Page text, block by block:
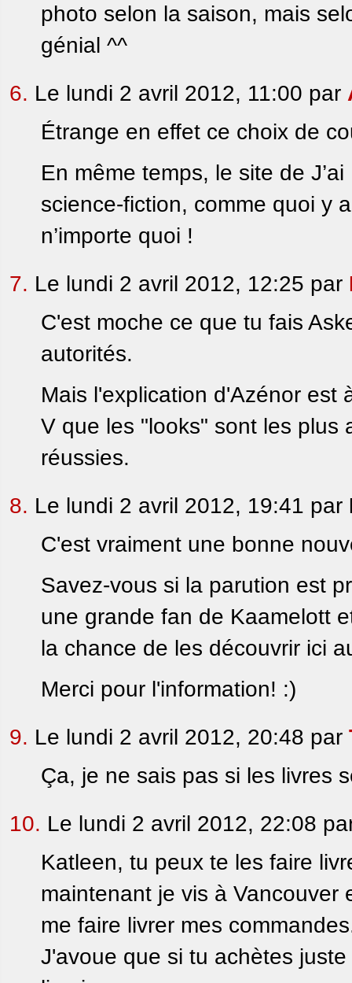
photo selon la saison, mais
génial ^^
6. Le lundi 2 avril 2012, 11:00 par
Étrange en effet ce choix de
En même temps, le site de
science-fiction, comme quoi y
n’importe quoi !
7. Le lundi 2 avril 2012, 12:25 par
C'est moche ce que tu fais
autorités.
Mais l'explication d'Azénor est
V que les "looks" sont les plus
réussies.
8. Le lundi 2 avril 2012, 19:41 par
C'est vraiment une bonne
Savez-vous si la parution est
une grande fan de Kaamelott
la chance de les découvrir ici
Merci pour l'information! :)
9. Le lundi 2 avril 2012, 20:48 par
Ça, je ne sais pas si les livres
10. Le lundi 2 avril 2012, 22:08
Katleen, tu peux te les faire
maintenant je vis à
me faire livrer mes
J'avoue que si tu achètes